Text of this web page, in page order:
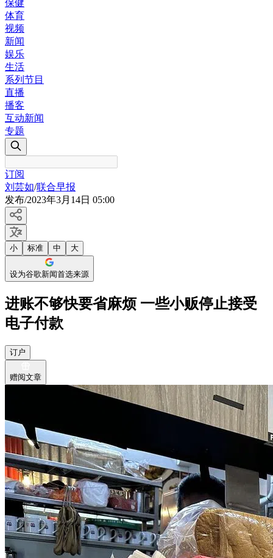
保健
体育
视频
新闻
娱乐
生活
系列节目
直播
播客
互动新闻
专题
订阅
刘芸如/联合早报
发布/2023年3月14日 05:00
小 标准 中 大
设为谷歌新闻首选来源
进账不够快要省麻烦 一些小贩停止接受
电子付款
订户
赠阅文章